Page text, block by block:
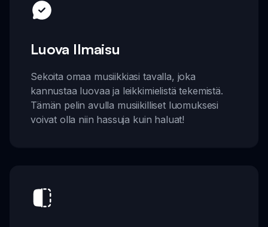
Luova Ilmaisu
Sekoita omaa musiikkiasi tavalla, joka
kannustaa luovaa ja leikkimielistä tekemistä.
Tämän pelin avulla musiikilliset luomuksesi
voivat olla niin hassuja kuin haluat!